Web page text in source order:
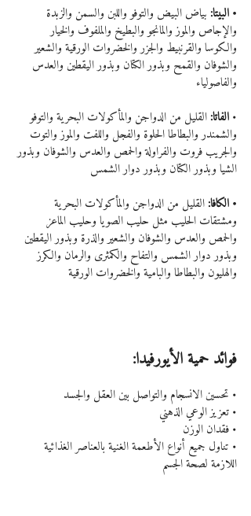
• البيتا: بياض البيض والتوفو واللبن والسمن والزبدة
والإجاص والموز والمانجو والبطيخ والملفوف والخيار
والكوسا والقرنبيط والجزر والخضروات الورقية والشعير
والشوفان والقمح وبذور الكتان وبذور اليقطين والعدس
والفاصولياء
• الفاتا: القليل من الدواجن والمأكولات البحرية والتوفو
والشمندر والبطاطا الحلوة والفجل واللفت والموز والتوت
والجريب فروت والفراولة والحمص والعدس والشوفان وبذور
الشيا وبذور الكتان وبذور دوار الشمس
• الكافا: القليل من الدواجن والمأكولات البحرية
ومشتقات الحليب مثل حليب الصويا وحليب الماعز
والحمص والعدس والشوفان والشعير والذرة وبذور اليقطين
وبذور دوار الشمس والتفاح والكمثرى والرمان والكرز
والهليون والبطاطا والبامية والخضروات الورقية
فوائد حمية الأيورفيدا:
• تحسين الانسجام والتواصل بين العقل والجسد
• تعزيز الوعي الذهني
• فقدان الوزن
• تناول جميع أنواع الأطعمة الغنية بالعناصر الغذائية
اللازمة لصحة الجسم